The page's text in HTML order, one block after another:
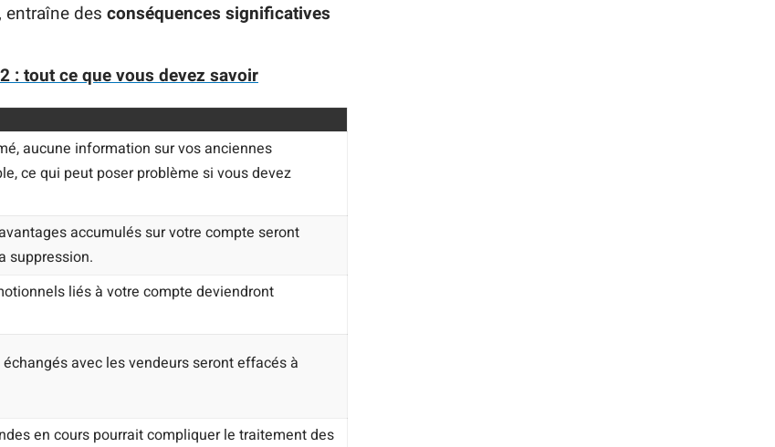
des conséquences significatives
: tout ce que vous devez savoir
aucune information sur vos anciennes
ce qui peut poser problème si vous devez
accumulés sur votre compte seront
suppression.
liés à votre compte deviendront
avec les vendeurs seront effacés à
en cours pourrait compliquer le traitement des